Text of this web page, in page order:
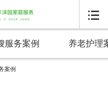

服务案例 养老护理
案例